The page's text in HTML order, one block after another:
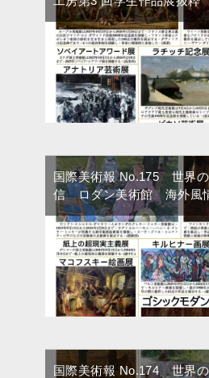
国際美術報 No.175 世界
信 ロダン美術館 海外風
国際美術報 No.174 世界